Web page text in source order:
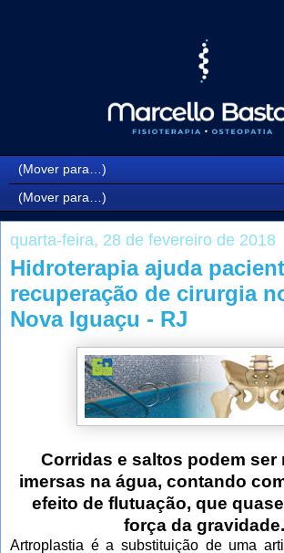
quarta-feira, 28 de fevereiro de 2018
Hidroterapia ajuda
recuperação de cirurgia
Nova Iguaçu - RJ
Corridas e saltos podem ser
imersas na água, contando
efeito de flutuação, que
força da gravidade.
Artroplastia é a substituição de uma